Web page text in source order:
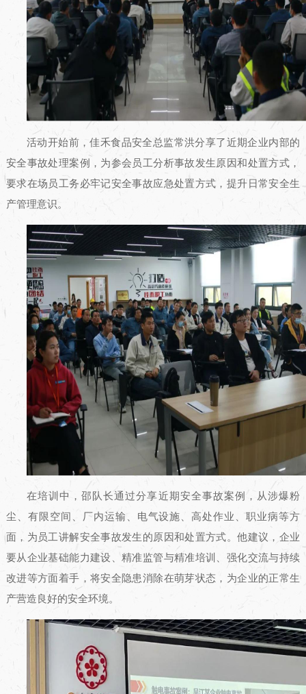
活动开始前，佳禾食品安全总监常洪分享了近期企业内部的
安全事故处理案例，为参会员工分析事故发生原因和处置方式，
要求在场员工务必牢记安全事故应急处置方式，提升日常安全生
产管理意识。
在培训中，邵队长通过分享近期安全事故案例，从涉爆粉
尘、有限空间、厂内运输、电气设施、高处作业、职业病等方
面，为员工讲解安全事故发生的原因和处置方式。他建议，企业
要从企业基础能力建设、精准监管与精准培训、强化交流与持续
改进等方面着手，将安全隐患消除在萌芽状态，为企业的正常生
产营造良好的安全环境。